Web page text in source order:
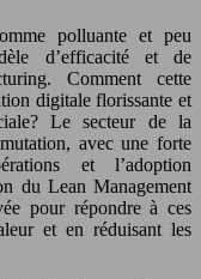
polluante et peu
d’efficacité et de
Comment cette
digitale florissante et
Le secteur de la
avec une forte
et l’adoption
du Lean Management
pour répondre à ces
et en réduisant les